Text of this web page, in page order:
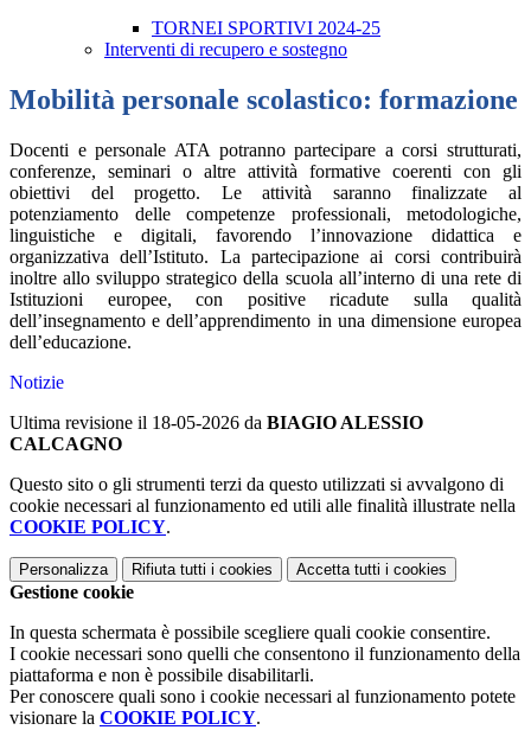
TORNEI SPORTIVI 2024-25
Interventi di recupero e sostegno
Mobilità personale scolastico: formazione
Docenti e personale ATA potranno partecipare a corsi strutturati,
conferenze, seminari o altre attività formative coerenti con gli
obiettivi del progetto. Le attività saranno finalizzate al
potenziamento delle competenze professionali, metodologiche,
linguistiche e digitali, favorendo l’innovazione didattica e
organizzativa dell’Istituto. La partecipazione ai corsi contribuirà
inoltre allo sviluppo strategico della scuola all’interno di una rete di
Istituzioni europee, con positive ricadute sulla qualità
dell’insegnamento e dell’apprendimento in una dimensione europea
dell’educazione.
Notizie
Ultima revisione il 18-05-2026 da BIAGIO ALESSIO
CALCAGNO
Questo sito o gli strumenti terzi da questo utilizzati si avvalgono di
cookie necessari al funzionamento ed utili alle finalità illustrate nella
COOKIE POLICY.
Personalizza Rifiuta tutti i cookies Accetta tutti i cookies
Gestione cookie
In questa schermata è possibile scegliere quali cookie consentire.
I cookie necessari sono quelli che consentono il funzionamento della
piattaforma e non è possibile disabilitarli.
Per conoscere quali sono i cookie necessari al funzionamento potete
visionare la COOKIE POLICY.